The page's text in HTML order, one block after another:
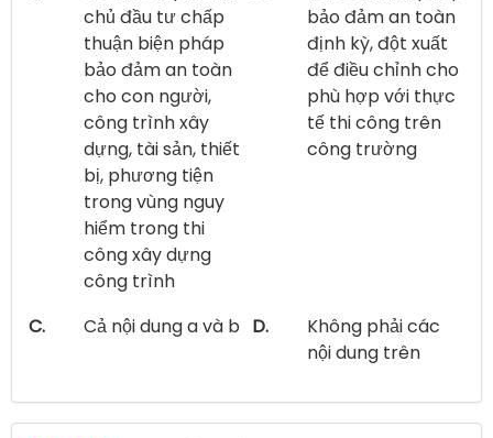
chủ đầu tư chấp
thuận biện pháp
bảo đảm an toàn
cho con người,
công trình xây
dựng, tài sản, thiết
bị, phương tiện
trong vùng nguy
hiểm trong thi
công xây dựng
công trình
bảo đảm an toàn
định kỳ, đột xuất
để điều chỉnh cho
phù hợp với thực
tế thi công trên
công trường
C. Cả nội dung a và b D.
Không phải các
nội dung trên